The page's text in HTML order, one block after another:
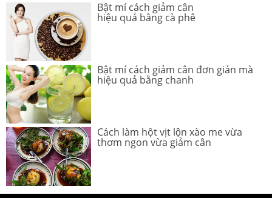
Bật mí cách giảm cân
hiệu quả bằng cà phê
Bật mí cách giảm cân đơn giản mà
hiệu quả bằng chanh
Cách làm hột vịt lộn xào me vừa
thơm ngon vừa giảm cân